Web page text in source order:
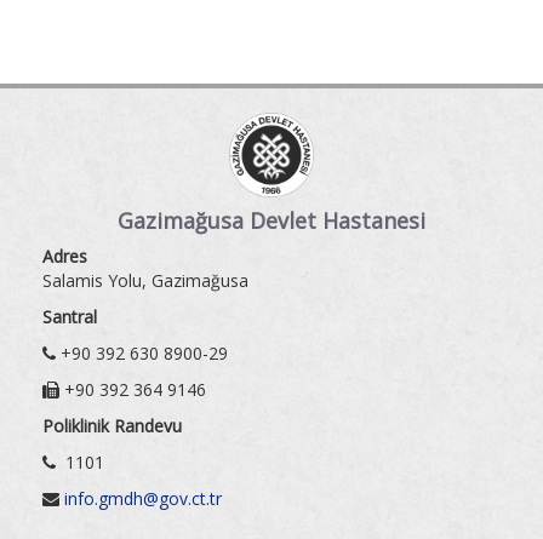
Gazimağusa Devlet Hastanesi
Adres
Salamis Yolu, Gazimağusa
Santral
+90 392 630 8900-29
+90 392 364 9146
Poliklinik Randevu
1101
info.gmdh@gov.ct.tr